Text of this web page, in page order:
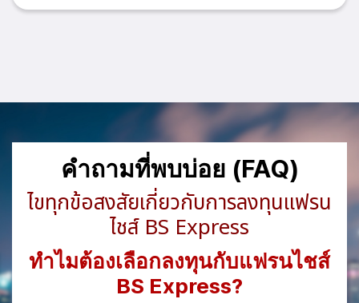
คำถามที่พบบ่อย (FAQ)
ไขทุกข้อสงสัยเกี่ยวกับการลงทุนแฟรน
ไชส์ BS Express
ทำไมต้องเลือกลงทุนกับแฟรนไชส์
BS Express?